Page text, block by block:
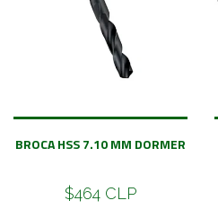
BROCA HSS 7.10 MM DORMER
$464 CLP